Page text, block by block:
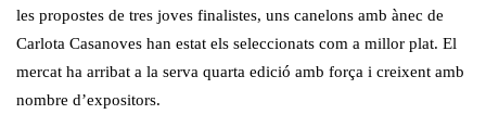
les propostes de tres joves finalistes, uns canelons amb ànec de
Carlota Casanoves han estat els seleccionats com a millor plat. El
mercat ha arribat a la serva quarta edició amb força i creixent amb
nombre d’expositors.